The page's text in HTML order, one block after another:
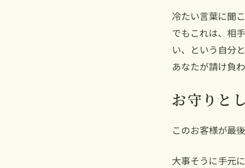
冷たい言葉に聞
でもこれは、相
い、という自分
あなたが請け負
お守りと
このお客様が最
大事そうに手元